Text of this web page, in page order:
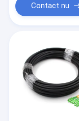
Contact nu